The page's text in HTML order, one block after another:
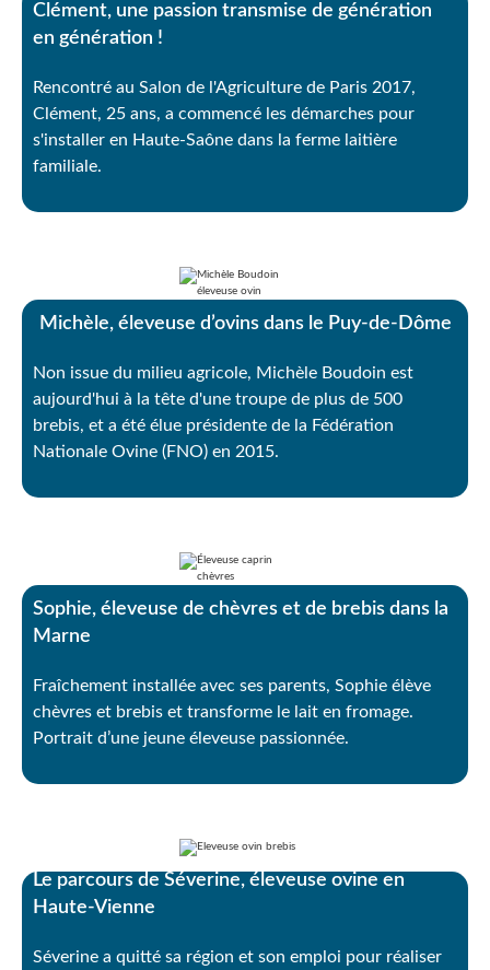
Clément, une passion transmise de génération
en génération !
Rencontré au Salon de l'Agriculture de Paris 2017,
Clément, 25 ans, a commencé les démarches pour
s'installer en Haute-Saône dans la ferme laitière
familiale.
Michèle, éleveuse d’ovins dans le Puy-de-Dôme
Non issue du milieu agricole, Michèle Boudoin est
aujourd'hui à la tête d'une troupe de plus de 500
brebis, et a été élue présidente de la Fédération
Nationale Ovine (FNO) en 2015.
Sophie, éleveuse de chèvres et de brebis dans la
Marne
Fraîchement installée avec ses parents, Sophie élève
chèvres et brebis et transforme le lait en fromage.
Portrait d’une jeune éleveuse passionnée.
Le parcours de Séverine, éleveuse ovine en
Haute-Vienne
Séverine a quitté sa région et son emploi pour réaliser